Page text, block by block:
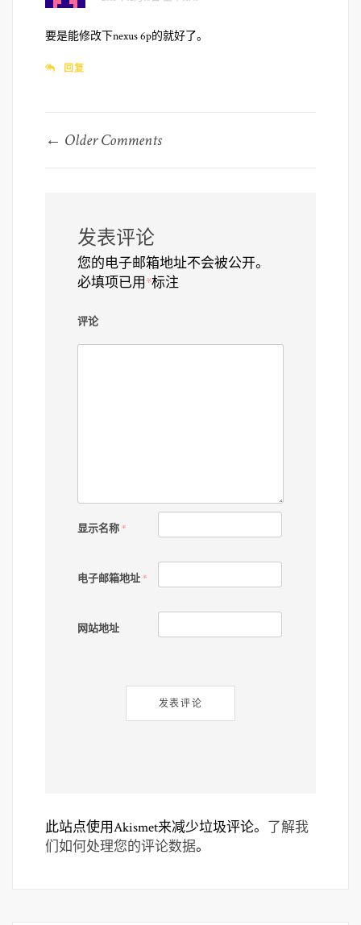
要是能修改下nexus 6p的就好了。
回复
Comment
navigation
← Older Comments
发表评论
您的电子邮箱地址不会被公开。
必填项已用*标注
评论
显示名称*
电子邮箱地址*
网站地址
此站点使用Akismet来减少垃圾评论。 了解我
们如何处理您的评论数据。